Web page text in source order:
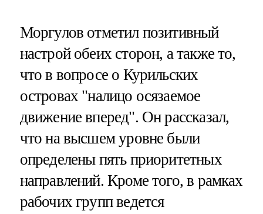
Моргулов отметил позитивный
настрой обеих сторон, а также то,
что в вопросе о Курильских
островах "налицо осязаемое
движение вперед". Он рассказал,
что на высшем уровне были
определены пять приоритетных
направлений. Кроме того, в рамках
рабочих групп ведется